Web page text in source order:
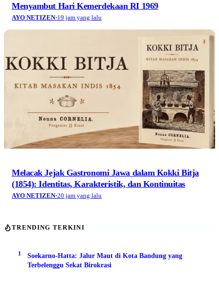
Menyambut Hari Kemerdekaan RI 1969
AYO NETIZEN·19 jam yang lalu
Melacak Jejak Gastronomi Jawa dalam Kokki Bitja
(1854): Identitas, Karakteristik, dan Kontinuitas
AYO NETIZEN·20 jam yang lalu
TRENDING TERKINI
1
Soekarno-Hatta: Jalur Maut di Kota Bandung yang
Terbelenggu Sekat Birokrasi